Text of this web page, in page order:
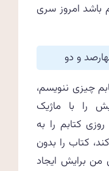
باشد امروز سری
و دو
چیزی ننویسم،
را با ماژیک
کتابم را به
کتاب را بدون
برایش ایجاد